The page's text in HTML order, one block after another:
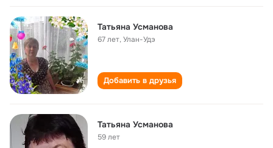
Татьяна Усманова
67 лет,Улан-Удэ
Добавить в друзья
Татьяна Усманова
59 лет